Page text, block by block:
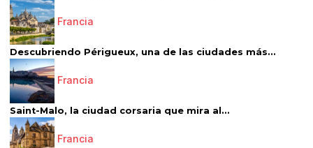
Francia
Descubriendo Périgueux, una de las ciudades más...
Francia
Saint-Malo, la ciudad corsaria que mira al...
Francia